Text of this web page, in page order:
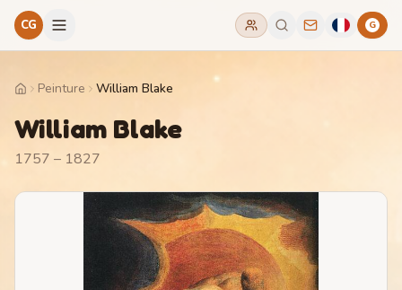
CG G
HomePeinture William Blake
William Blake
1757 – 1827